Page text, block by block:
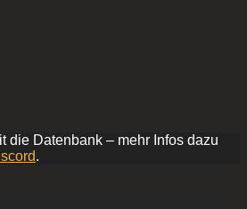
die Datenbank – mehr Infos dazu
.